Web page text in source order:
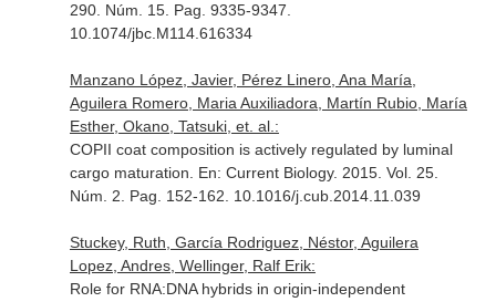
290. Núm. 15. Pag. 9335-9347.
10.1074/jbc.M114.616334
Manzano López, Javier, Pérez Linero, Ana María,
Aguilera Romero, Maria Auxiliadora, Martín Rubio, María
Esther, Okano, Tatsuki, et. al.:
COPII coat composition is actively regulated by luminal
cargo maturation. En: Current Biology. 2015. Vol. 25.
Núm. 2. Pag. 152-162. 10.1016/j.cub.2014.11.039
Stuckey, Ruth, García Rodriguez, Néstor, Aguilera
Lopez, Andres, Wellinger, Ralf Erik:
Role for RNA:DNA hybrids in origin-independent